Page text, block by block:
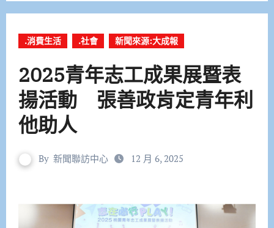
.消費生活 .社會 新聞來源:大成報
2025青年志工成果展暨表
揚活動 張善政肯定青年利
他助人
By 新聞聯訪中心 12 月 6, 2025